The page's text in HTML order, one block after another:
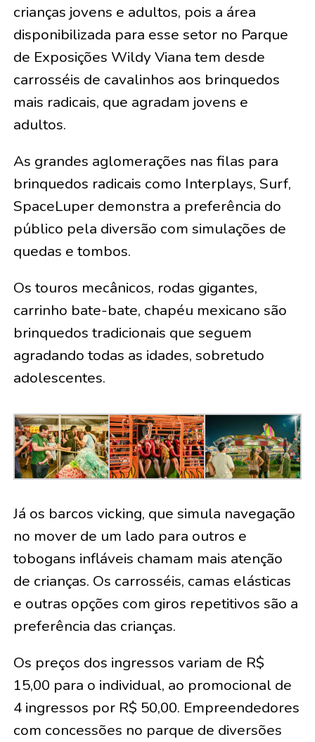
crianças jovens e adultos, pois a área
disponibilizada para esse setor no Parque
de Exposições Wildy Viana tem desde
carrosséis de cavalinhos aos brinquedos
mais radicais, que agradam jovens e
adultos.
As grandes aglomerações nas filas para
brinquedos radicais como Interplays, Surf,
SpaceLuper demonstra a preferência do
público pela diversão com simulações de
quedas e tombos.
Os touros mecânicos, rodas gigantes,
carrinho bate-bate, chapéu mexicano são
brinquedos tradicionais que seguem
agradando todas as idades, sobretudo
adolescentes.
Já os barcos vicking, que simula navegação
no mover de um lado para outros e
tobogans infláveis chamam mais atenção
de crianças. Os carrosséis, camas elásticas
e outras opções com giros repetitivos são a
preferência das crianças.
Os preços dos ingressos variam de R$
15,00 para o individual, ao promocional de
4 ingressos por R$ 50,00. Empreendedores
com concessões no parque de diversões